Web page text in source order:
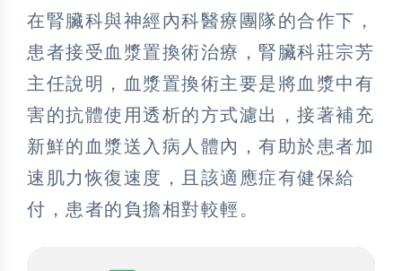
在腎臟科與神經內科醫療團隊的合作下，
患者接受血漿置換術治療，腎臟科莊宗芳
主任說明，血漿置換術主要是將血漿中有
害的抗體使用透析的方式濾出，接著補充
新鮮的血漿送入病人體內，有助於患者加
速肌力恢復速度，且該適應症有健保給
付，患者的負擔相對較輕。